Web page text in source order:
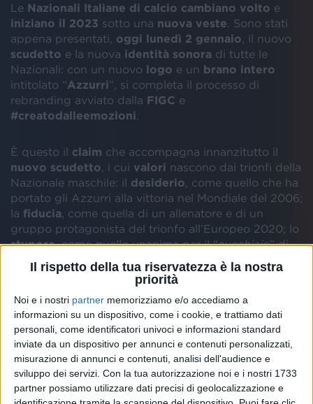
Il rispetto della tua riservatezza è la nostra
priorità
Noi e i nostri partner memorizziamo e/o accediamo a
informazioni su un dispositivo, come i cookie, e trattiamo dati
personali, come identificatori univoci e informazioni standard
inviate da un dispositivo per annunci e contenuti personalizzati,
misurazione di annunci e contenuti, analisi dell'audience e
sviluppo dei servizi. Con la tua autorizzazione noi e i nostri 1733
partner possiamo utilizzare dati precisi di geolocalizzazione e
Le Nazionali Italiane di calcio cambiano volto e
iniziano il 2023 sotto una nuova veste . Sono stati
appena presentati, oggi lunedì 2 gennaio , il nuovo
scudetto e la nuova identità sonora di tutte le
Nazionali: con un nuovo logo e un brano intero
intitolato “Azzurri”, si completa il processo di
rebranding avviato dalla FIGC e
#creatodalleemozioni
È questo il claim che accompagna innanzitutto il
nuovo scudetto , i cui valori nascono dai trionfi della
Nazionale maschile: il desiderio , come quello che ha
portato gli Azzurri alla vittoria nel Mondiale del 2006;
la fiducia , come quella di un allenatore e di un
gruppo protagonista del trionfo all’Europeo 2020; lo
stupore, come quello unanime per il “cucchiaio” di
Totti nel 2000; e infine la gioia
, quella di un intero
Paese in festa, comeogni volta che gli Azzurri
alzano al cielo una coppa
state declinate sui profili social delleNazionali
Femminili, caratterizzate da oggi dalla stessa
immagine, realizzata da Independent Ideas,simbolo
del Paeseed espressione dei sentimenti e della
passione di tutti i tifosi italiani.